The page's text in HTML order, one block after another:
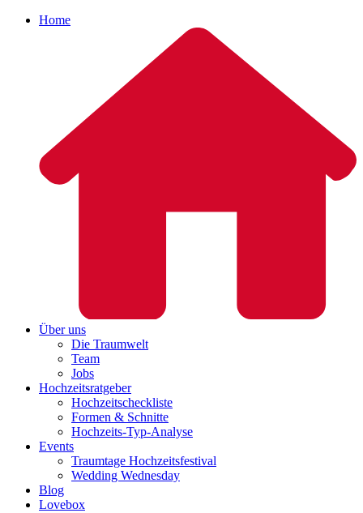
Home
Über uns
Die Traumwelt
Team
Jobs
Hochzeitsratgeber
Hochzeitscheckliste
Formen & Schnitte
Hochzeits-Typ-Analyse
Events
Traumtage Hochzeitsfestival
Wedding Wednesday
Blog
Lovebox